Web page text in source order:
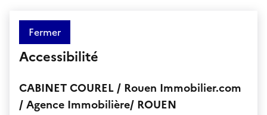
Fermer
Accessibilité
CABINET COUREL / Rouen Immobilier.com
/ Agence Immobilière/ ROUEN